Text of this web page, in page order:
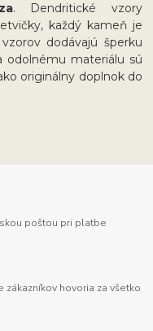
. Dendritické vzory
každý kameň je
dodávajú šperku
odolnému materiálu sú
originálny doplnok do
poštou pri platbe
hovoria za všetko